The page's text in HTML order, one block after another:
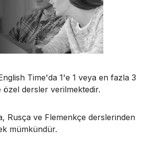
Time'da 1'e 1 veya en fazla 3
özel dersler verilmektedir.
Rusça ve Flemenkçe derslerinden
mümkündür.